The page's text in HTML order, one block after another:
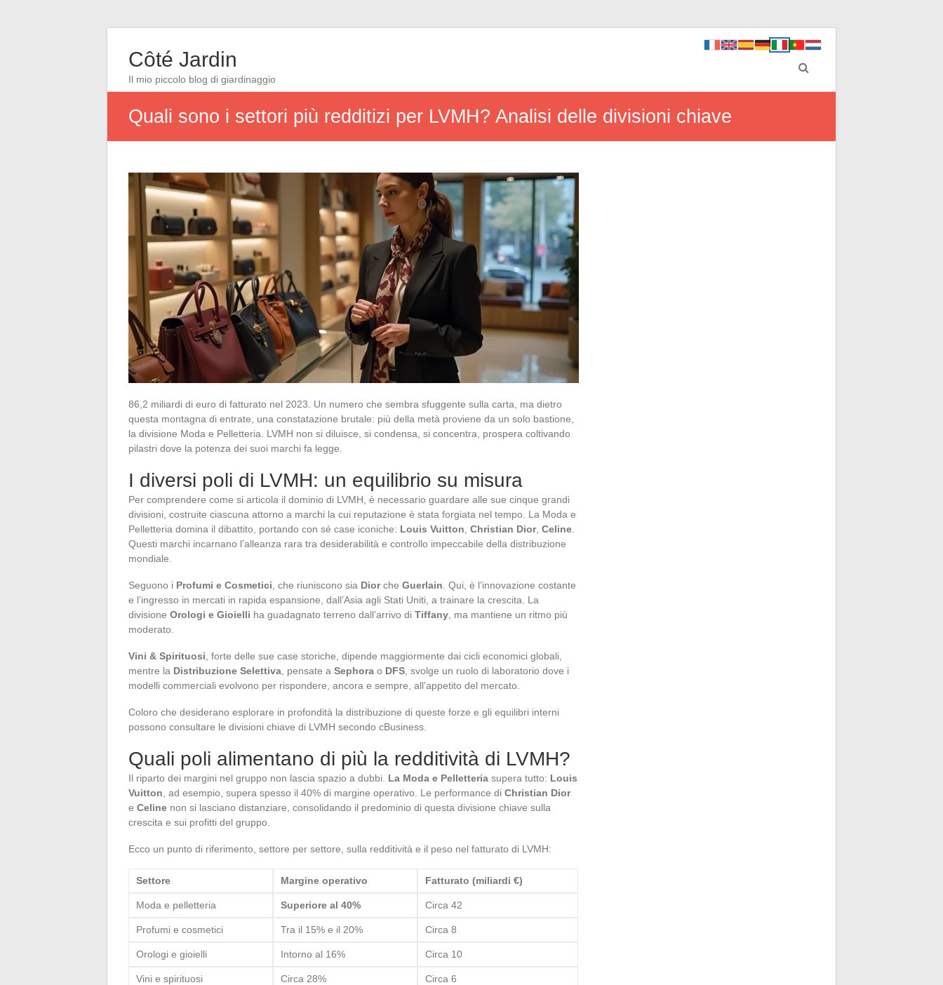
Côté Jardin
Il mio piccolo blog di giardinaggio
Quali sono i settori più redditizi per LVMH? Analisi delle divisioni chiave
86,2 miliardi di euro di fatturato nel 2023. Un numero che sembra sfuggente sulla carta, ma dietro
questa montagna di entrate, una constatazione brutale: più della metà proviene da un solo bastione,
la divisione Moda e Pelletteria. LVMH non si diluisce, si condensa, si concentra, prospera coltivando
pilastri dove la potenza dei suoi marchi fa legge.
I diversi poli di LVMH: un equilibrio su misura
Per comprendere come si articola il dominio di LVMH, è necessario guardare alle sue cinque grandi
divisioni, costruite ciascuna attorno a marchi la cui reputazione è stata forgiata nel tempo. La Moda e
Pelletteria domina il dibattito, portando con sé case iconiche: Louis Vuitton Christian Dior, Celine
Questi marchi incarnano l’alleanza rara tra desiderabilità e controllo impeccabile della distribuzione
mondiale.
Seguono i Profumi e Cosmetici , che riuniscono sia Diorche Guerlain . Qui, è l’innovazione costante
e l’ingresso in mercati in rapida espansione, dall’Asia agli Stati Uniti, a trainare la crescita. La
divisione Orologi e Gioielli ha guadagnato terreno dall’arrivo di Tiffany , ma mantiene un ritmo più
moderato.
Vini & Spirituosi , forte delle sue case storiche, dipende maggiormente dai cicli economici globali,
mentre la Distribuzione Selettiva , pensate a Sephora o DFS , svolge un ruolo di laboratorio dove i
modelli commerciali evolvono per rispondere, ancora e sempre, all’appetito del mercato.
Coloro che desiderano esplorare in profondità la distribuzione di queste forze e gli equilibri interni
possono consultare le divisioni chiave di LVMH secondo cBusiness.
Quali poli alimentano di più la redditività di LVMH?
Il riparto dei margini nel gruppo non lascia spazio a dubbi. La Moda e Pelletteria supera tutto: Louis
Vuitton , ad esempio, supera spesso il 40% di margine operativo. Le performance di Christian Dior
e Celine non si lasciano distanziare, consolidando il predominio di questa divisione chiave sulla
crescita e sui profitti del gruppo.
Ecco un punto di riferimento, settore per settore, sulla redditività e il peso nel fatturato di LVMH:
Settore Margine operativo Fatturato (miliardi €)
Moda e pelletteria Superiore al 40% Circa 42
Profumi e cosmetici Tra il 15% e il 20% Circa 8
Orologi e gioielli Intorno al 16% Circa 10
Vini e spirituosi Circa 28% Circa 6